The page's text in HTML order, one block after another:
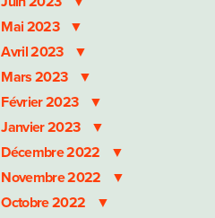
Mai 2023
Avril 2023
Mars 2023
Février 2023
Janvier 2023
Décembre 2022
Novembre 2022
Octobre 2022